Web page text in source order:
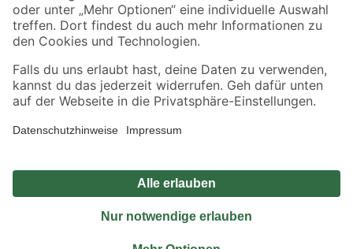
Alle Preisangaben in EUR inkl. gesetzl. MwSt.. Die dargestellten Angebote sind unter
Umständen nicht in allen Märkten verfügbar. Die angegebenen Verfügbarkeiten beziehen
Produkte nur solange der Vorrat reicht.
*Paketversand ab 59 € versandkostenfrei, gilt nicht für Artikel mit Speditionsversand, hier
Privatsphäre Impressum
Nutzungsbedingungen
Widerrufsrecht
Vertrag widerrufen